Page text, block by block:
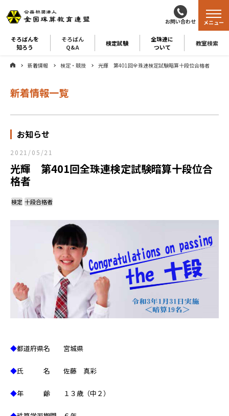
お問い合わせ
そろばんを
知ろう
そろばん
Q&A
検定試験
全珠連に
ついて
教室検索
メニュー
新着情報 検定・競技 光輝 第401回全珠連検定試験暗算十段位合格者
新着情報一覧
お知らせ
2021/05/21
光輝 第401回全珠連検定試験暗算十段位合
格者
検定 十段合格者
◆都道府県名 宮城県
◆氏 名 佐藤 真彩
◆年 齢 １３歳（中２）